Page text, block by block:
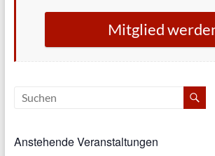
Mitglied
Anstehende Veranstaltungen